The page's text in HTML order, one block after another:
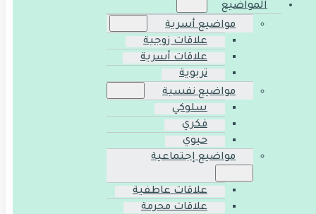
المواضيع
مواضيع أسرية
علاقات زوجية
علاقات أسرية
تربوية
مواضيع نفسية
سلوكي
فكري
حيوي
مواضيع إجتماعية
علاقات عاطفية
علاقات محرمة